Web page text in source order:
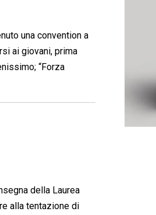
una convention a
ai giovani, prima
“Forza
della Laurea
alla tentazione di